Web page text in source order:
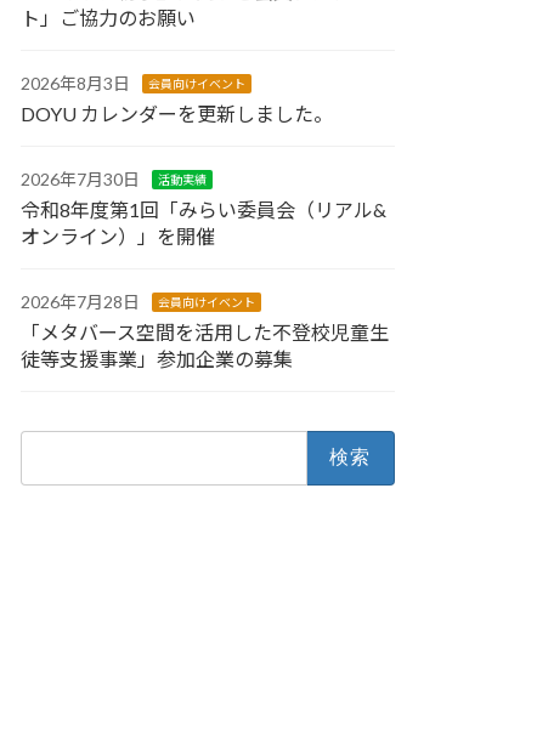
ト」ご協力のお願い
2026年8月3日 会員向けイベント
DOYU カレンダーを更新しました。
2026年7月30日 活動実績
令和8年度第1回「みらい委員会（リアル&
オンライン）」を開催
2026年7月28日 会員向けイベント
「メタバース空間を活用した不登校児童生
徒等支援事業」参加企業の募集